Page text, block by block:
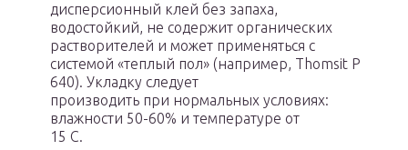
дисперсионный клей без запаха,
водостойкий, не содержит органических
растворителей и может применяться с
системой «теплый пол» (например, Thomsit P
640). Укладку следует
производить при нормальных условиях:
влажности 50-60% и температуре от
15 С.